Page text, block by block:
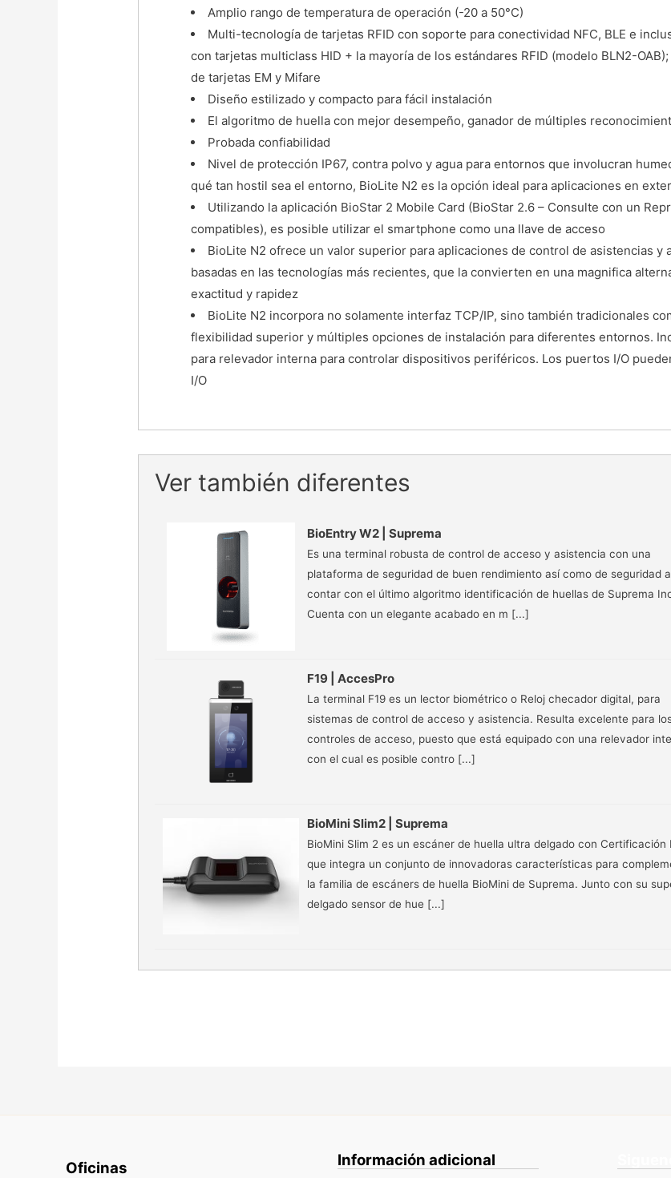
Amplio rango de temperatura de operación (-20 a 50°C)
Multi-tecnología de tarjetas RFID con soporte para conectividad NFC, BLE e
con tarjetas multiclass HID + la mayoría de los estándares RFID (modelo BLN2-
de tarjetas EM y Mifare
Diseño estilizado y compacto para fácil instalación
El algoritmo de huella con mejor desempeño, ganador de múltiples
Probada confiabilidad
Nivel de protección IP67, contra polvo y agua para entornos que involucran
qué tan hostil sea el entorno, BioLite N2 es la opción ideal para aplicaciones en
Utilizando la aplicación BioStar 2 Mobile Card (BioStar 2.6 – Consulte con un
compatibles), es posible utilizar el smartphone como una llave de acceso
BioLite N2 ofrece un valor superior para aplicaciones de control de asistencias
basadas en las tecnologías más recientes, que la convierten en una magnifica
exactitud y rapidez
BioLite N2 incorpora no solamente interfaz TCP/IP, sino también tradicionales
flexibilidad superior y múltiples opciones de instalación para diferentes entornos.
para relevador interna para controlar dispositivos periféricos. Los puertos I/O
I/O
Ver también diferentes
BioEntry W2 | Suprema
Es una terminal robusta de control de acceso y asistencia con una
plataforma de seguridad de buen rendimiento así como de seguridad
contar con el último algoritmo identificación de huellas de Suprema
Cuenta con un elegante acabado en m [...]
F19 | AccesPro
La terminal F19 es un lector biométrico o Reloj checador digital, para
sistemas de control de acceso y asistencia. Resulta excelente para
controles de acceso, puesto que está equipado con una relevador
con el cual es posible contro [...]
BioMini Slim2 | Suprema
BioMini Slim 2 es un escáner de huella ultra delgado con Certificación
que integra un conjunto de innovadoras características para
la familia de escáners de huella BioMini de Suprema. Junto con su
delgado sensor de hue [...]
Oficinas Información adicional